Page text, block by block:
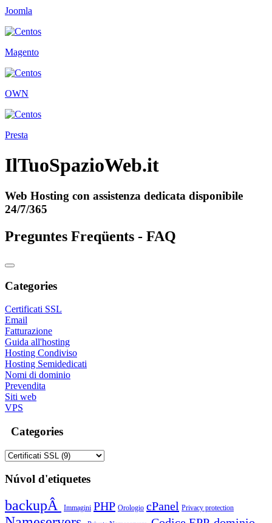
Joomla
Magento
OWN
Presta
IlTuoSpazioWeb.it
Web Hosting con assistenza dedicata disponibile
24/7/365
Preguntes Freqüents - FAQ
Categories
Certificati SSL
Email
Fatturazione
Guida all'hosting
Hosting Condiviso
Hosting Semidedicati
Nomi di dominio
Prevendita
Siti web
VPS
Categories
Núvol d'etiquetes
backupÂ Immagini PHP Orologio cPanel Privacy protection